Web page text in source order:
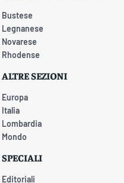
Bustese
Legnanese
Novarese
Rhodense
ALTRE SEZIONI
Europa
Italia
Lombardia
Mondo
SPECIALI
Editoriali